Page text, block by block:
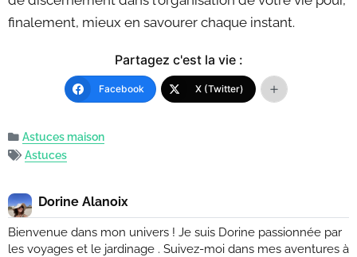
finalement, mieux en savourer chaque instant.
Partagez c'est la vie :
Facebook X (Twitter)
Astuces maison
Astuces
Dorine Alanoix
Bienvenue dans mon univers ! Je suis Dorine passionnée par
les voyages et le jardinage . Suivez-moi dans mes aventures à